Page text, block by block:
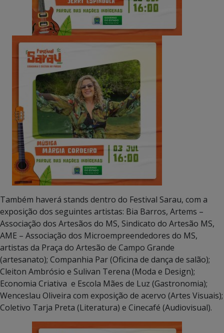
Também haverá stands dentro do Festival Sarau, com a
exposição dos seguintes artistas: Bia Barros, Artems –
Associação dos Artesãos do MS, Sindicato do Artesão MS,
AME – Associação dos Microempreendedores do MS,
artistas da Praça do Artesão de Campo Grande
(artesanato); Companhia Par (Oficina de dança de salão);
Cleiton Ambrósio e Sulivan Terena (Moda e Design);
Economia Criativa e Escola Mães de Luz (Gastronomia);
Wenceslau Oliveira com exposição de acervo (Artes Visuais);
Coletivo Tarja Preta (Literatura) e Cinecafé (Audiovisual).